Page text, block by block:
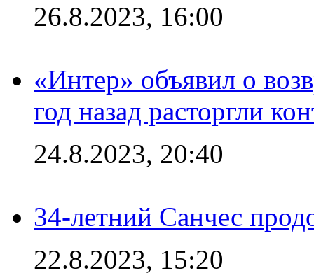
26.8.2023, 16:00
«Интер» объявил о
год назад расторгли
24.8.2023, 20:40
34-летний Санчес
22.8.2023, 15:20